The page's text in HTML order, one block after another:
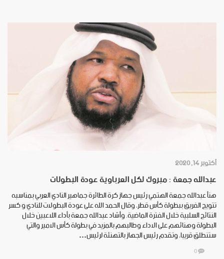
أكتوبر 14, 2020
عبدالله جمعة : مبروك لكل العرباوية عودة البطولات
هنأ عبدالله جمعة الهتمي رئيس جهاز كرة الطائرة جماهير النادي العربي بمناسبه
تتويج الفريق ببطولة كأس قطر، وقال الحمد الله على عودة البطولات للنادي و كسر
النتائج السلبية خلال الفترة الماضية. وأشاد عبدالله جمعة بأداء اللاعبين خلال
البطولة وهنائهم على الاداء وطالبهم بالمزيد في بطولة كأس الامير والتي
ستنطلق قريبا، وتقدم رئيس الجهاز بالتهنئة لرئيس…
0